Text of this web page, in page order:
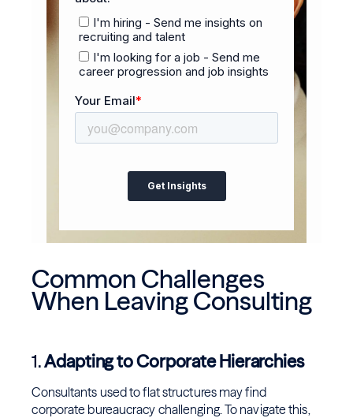
Common Challenges
When Leaving Consulting
1.Adapting to Corporate Hierarchies
Consultants used to flat structures may find
corporate bureaucracy challenging. To navigate this,